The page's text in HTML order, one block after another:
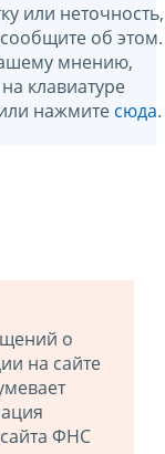
или неточность,
об этом.
мнению,
клавиатуре
нажмите сюда.
о
на сайте
ФНС